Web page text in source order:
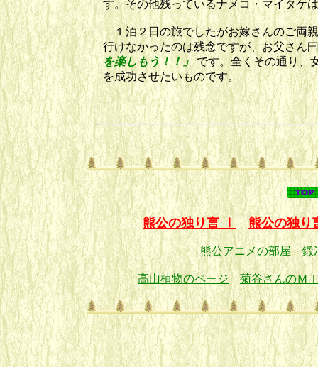
す。その他残っているナメコ・マイタケ
１泊２日の旅でしたがお嫁さんのご両
行けなかったのは残念ですが、お父さん
を楽しもう！！」です。全くその通り、
を成功させたいものです。
熊公の独り言 Ⅰ 熊公の独
熊公アニメの部屋 鍛
高山植物のページ 菊谷さんのＭ